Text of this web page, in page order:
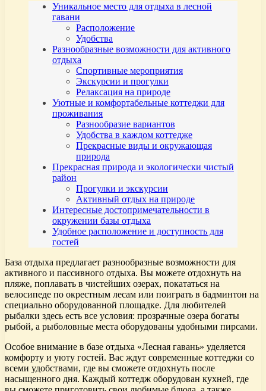
Уникальное место для отдыха в лесной
гавани
Расположение
Удобства
Разнообразные возможности для активного
отдыха
Спортивные мероприятия
Экскурсии и прогулки
Релаксация на природе
Уютные и комфортабельные коттеджи для
проживания
Разнообразие вариантов
Удобства в каждом коттедже
Прекрасные виды и окружающая
природа
Прекрасная природа и экологически чистый
район
Прогулки и экскурсии
Активный отдых на природе
Интересные достопримечательности в
окружении базы отдыха
Удобное расположение и доступность для
гостей
База отдыха предлагает разнообразные возможности для
активного и пассивного отдыха. Вы можете отдохнуть на
пляже, поплавать в чистейших озерах, покататься на
велосипеде по окрестным лесам или поиграть в бадминтон на
специально оборудованной площадке. Для любителей
рыбалки здесь есть все условия: прозрачные озера богаты
рыбой, а рыболовные места оборудованы удобными пирсами.
Особое внимание в базе отдыха «Лесная гавань» уделяется
комфорту и уюту гостей. Вас ждут современные коттеджи со
всеми удобствами, где вы сможете отдохнуть после
насыщенного дня. Каждый коттедж оборудован кухней, где